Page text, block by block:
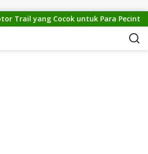
Trail yang Cocok untuk Para Pecinta